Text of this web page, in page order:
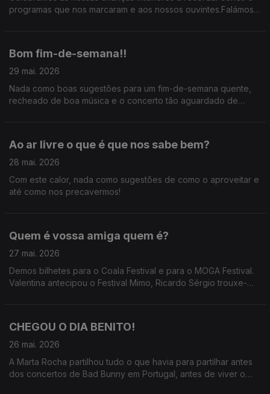
programas que nos marcaram e aos nossos ouvintes.Falámos
Bom fim-de-semana!!
29 mai. 2026
Nada como boas sugestões para um fim-de-semana quente,
recheado de boa música e o concerto tão aguardado de
Ao ar livre o que é que nos sabe bem?
28 mai. 2026
Com este calor, nada como sugestões de como o aproveitar e
até como nos precavermos!
Quem é vossa amiga quem é?
27 mai. 2026
Demos bilhetes para o Coala Festival e para o MOGA Festival.
Valentina antecipou o Festival Mimo, Ricardo Sérgio trouxe-
CHEGOU O DIA BENITO!
26 mai. 2026
A Marta Rocha partilhou tudo o que havia para partilhar antes
dos concertos de Bad Bunny em Portugal, antes de viver o